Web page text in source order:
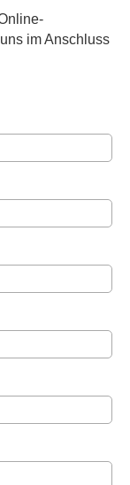
im Anschluss